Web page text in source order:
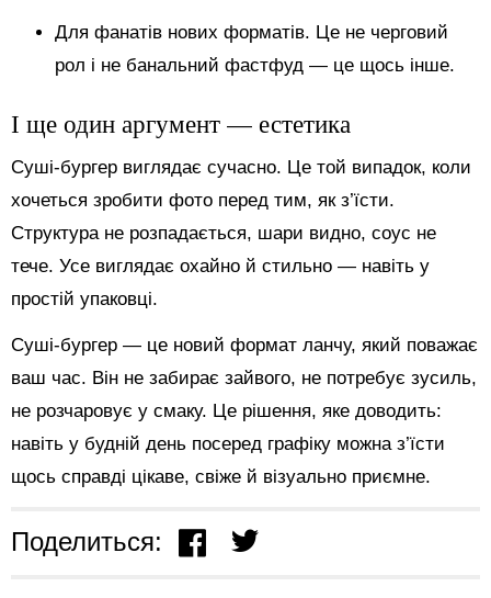
Для фанатів нових форматів. Це не черговий
рол і не банальний фастфуд — це щось інше.
І ще один аргумент — естетика
Суші-бургер виглядає сучасно. Це той випадок, коли
хочеться зробити фото перед тим, як з’їсти.
Структура не розпадається, шари видно, соус не
тече. Усе виглядає охайно й стильно — навіть у
простій упаковці.
Суші-бургер — це новий формат ланчу, який поважає
ваш час. Він не забирає зайвого, не потребує зусиль,
не розчаровує у смаку. Це рішення, яке доводить:
навіть у будній день посеред графіку можна з’їсти
щось справді цікаве, свіже й візуально приємне.
Поделиться: